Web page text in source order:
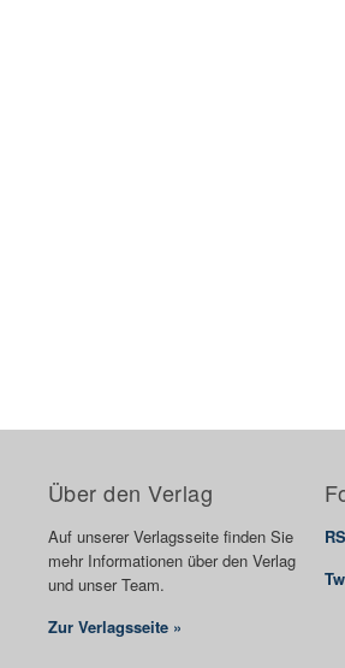
Über den Verlag
Auf unserer Verlagsseite finden Sie
mehr Informationen über den Verlag
und unser Team.
Zur Verlagsseite »